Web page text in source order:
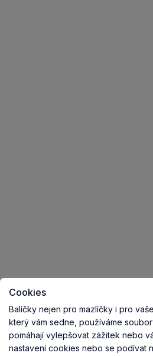
Cookies
Balíčky nejen pro mazlíčky i pro
který vám sedne, používáme
pomáhají vylepšovat zážitek nebo
nastavení cookies nebo se podívat